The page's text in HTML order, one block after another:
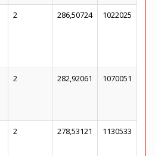
2 286,50724 1022025
2 282,92061 1070051
2 278,53121 1130533